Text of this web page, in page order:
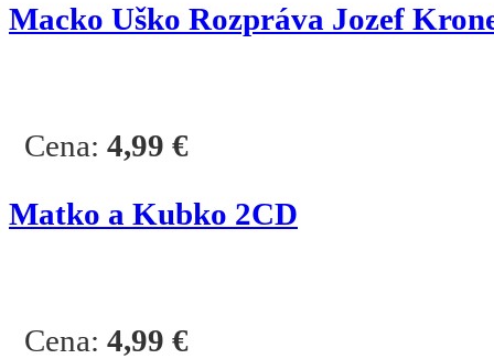
Macko Uško Rozpráva Jozef
Cena: 4,99 €
Matko a Kubko 2CD
Cena: 4,99 €